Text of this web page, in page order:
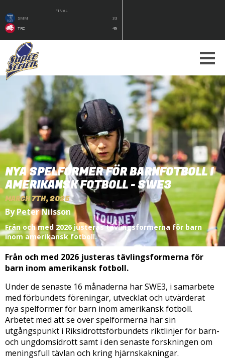
FINAL
SMM
33
TRC
49
NYA SPELFORMER FÖR BARNFOTBOLL I
AMERIKANSK FOTBOLL - SWE3
MARCH 7TH, 2025
By Peter Nilsson
Från och med 2026 justeras tävlingsformerna för barn
inom amerikansk fotboll.
Från och med 2026 justeras tävlingsformerna för
barn inom amerikansk fotboll.
Under de senaste 16 månaderna har SWE3, i samarbete
med förbundets föreningar, utvecklat och utvärderat
nya spelformer för barn inom amerikansk fotboll.
Arbetet med att se över spelformerna har sin
utgångspunkt i Riksidrottsförbundets riktlinjer för barn-
och ungdomsidrott samt i den senaste forskningen om
meningsfull tävlan och kring hjärnskakningar.